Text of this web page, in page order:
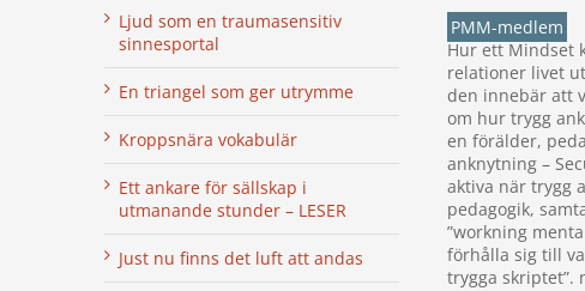
större
bild
PMM-medlem
Hur ett Mindset
relationer livet
den innebär att
om hur trygg
en förälder,
anknytning –
aktiva när trygg
pedagogik,
”workning
förhålla sig till
trygga skriptet”.
Ljud som en traumasensitiv
sinnesportal
En triangel som ger utrymme
Kroppsnära vokabulär
Ett ankare för sällskap i
utmanande stunder – LESER
Just nu finns det luft att andas